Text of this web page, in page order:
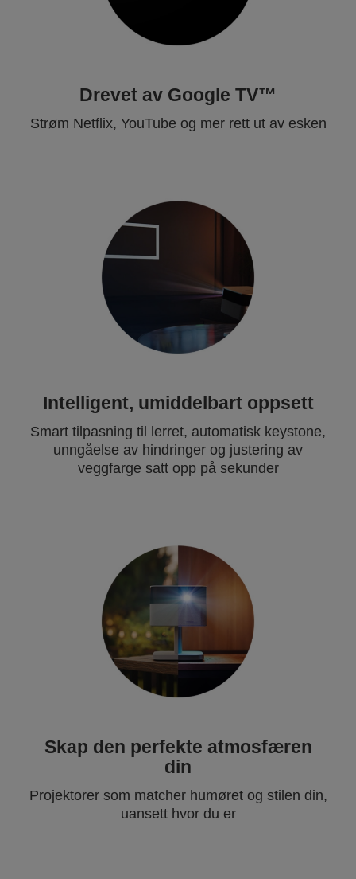
Drevet av Google TV™
Strøm Netflix, YouTube og mer rett ut av esken
Intelligent, umiddelbart oppsett
Smart tilpasning til lerret, automatisk keystone,
unngåelse av hindringer og justering av
veggfarge satt opp på sekunder
Skap den perfekte atmosfæren
din
Projektorer som matcher humøret og stilen din,
uansett hvor du er